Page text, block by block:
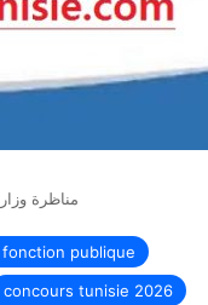
مناظرة وزارة
publique
concours tunisie 2026